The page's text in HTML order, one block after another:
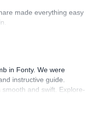
an outdoor
easy. Luis, our guide,
was flawless.
made everything easy
in Fonty. We were
instructive guide.
and swift. Explore-
for our day climb.